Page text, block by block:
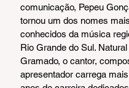
comunicação, Pepeu
tornou um dos nomes mais
conhecidos da música
Rio Grande do Sul. Natural
Gramado, o cantor,
apresentador carrega